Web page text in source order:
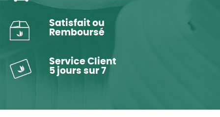
Satisfait ou
Remboursé
Service Client
5 jours sur 7